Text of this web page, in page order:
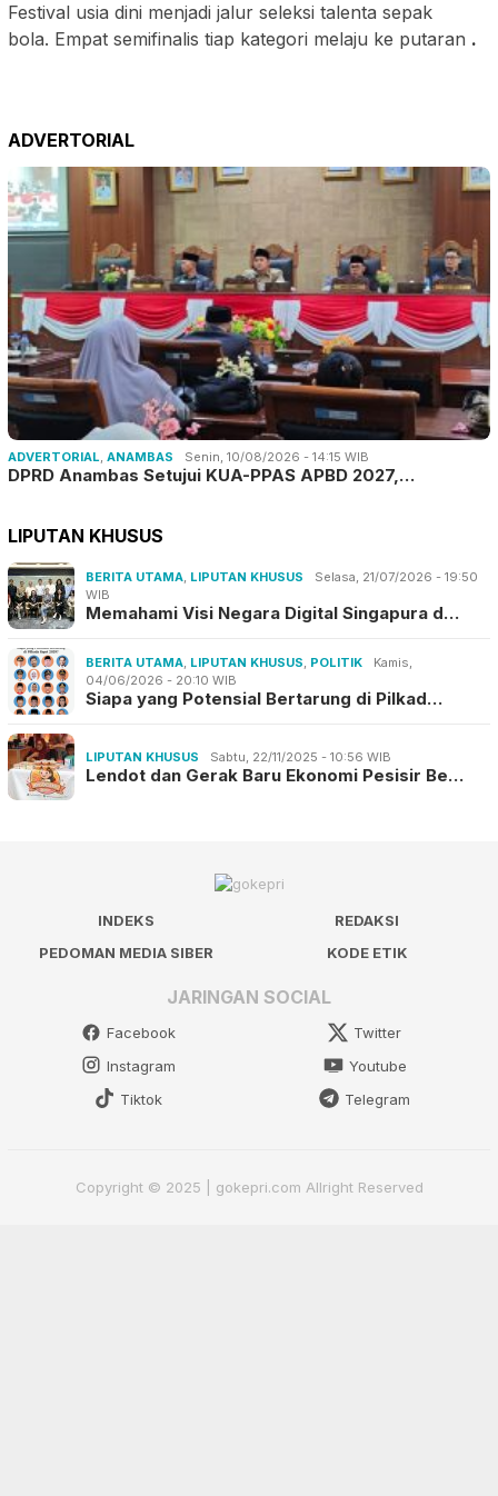
Festival usia dini menjadi jalur seleksi talenta sepak
bola. Empat semifinalis tiap kategori melaju ke putaran .
ADVERTORIAL
ADVERTORIAL, ANAMBAS Senin, 10/08/2026 - 14:15 WIB
DPRD Anambas Setujui KUA-PPAS APBD 2027,…
LIPUTAN KHUSUS
BERITA UTAMA, LIPUTAN KHUSUS
Selasa, 21/07/2026 - 19:50
WIB
Memahami Visi Negara Digital Singapura d…
BERITA UTAMA, LIPUTAN KHUSUS, POLITIK
Kamis,
04/06/2026 - 20:10 WIB
Siapa yang Potensial Bertarung di Pilkad…
LIPUTAN KHUSUS Sabtu, 22/11/2025 - 10:56 WIB
Lendot dan Gerak Baru Ekonomi Pesisir Be…
INDEKS
REDAKSI
PEDOMAN MEDIA SIBER
KODE ETIK
JARINGAN SOCIAL
Facebook
Twitter
Instagram
Youtube
Tiktok
Telegram
Copyright © 2025 | gokepri.com Allright Reserved